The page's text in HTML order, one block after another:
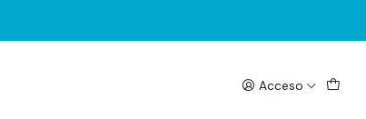
Acceso
+ marco